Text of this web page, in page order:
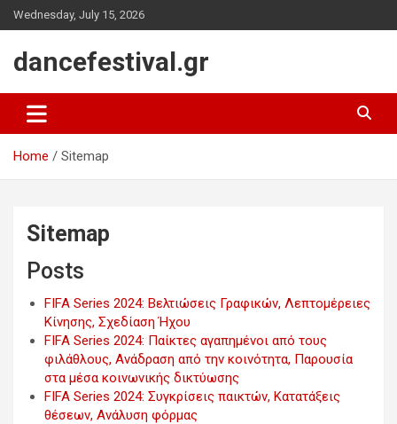
Skip
to
Wednesday, July 15, 2026
dancefestival.gr
Home Sitemap
Sitemap
Posts
FIFA Series 2024: Βελτιώσεις Γραφικών, Λεπτομέρειες
Κίνησης, Σχεδίαση Ήχου
FIFA Series 2024: Παίκτες αγαπημένοι από τους
φιλάθλους, Ανάδραση από την κοινότητα, Παρουσία
στα μέσα κοινωνικής δικτύωσης
FIFA Series 2024: Συγκρίσεις παικτών, Κατατάξεις
θέσεων, Ανάλυση φόρμας